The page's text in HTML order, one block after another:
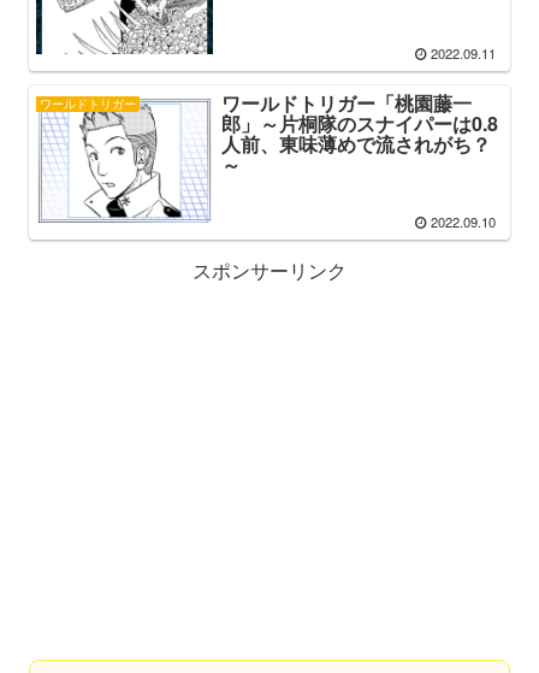
2022.09.11
ワールドトリガー ワールドトリガー「桃園藤一
郎」～片桐隊のスナイパーは0.8
人前、東味薄めで流されがち？
～
2022.09.10
スポンサーリンク